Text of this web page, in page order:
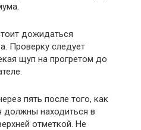
дожидаться
Проверку следует
щуп на прогретом до
пять после того, как
должны находиться в
отметкой. Не